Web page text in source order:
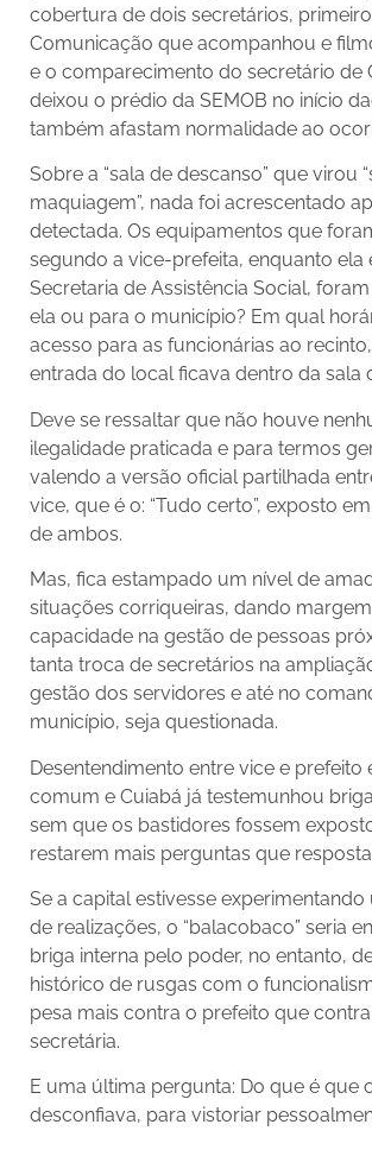
cobertura de dois secretários,
Comunicação que acompanhou e
e o comparecimento do secretário de
deixou o prédio da SEMOB no início
também afastam normalidade ao
Sobre a “sala de descanso” que virou
maquiagem”, nada foi acrescentado
detectada. Os equipamentos que
segundo a vice-prefeita, enquanto ela
Secretaria de Assistência Social,
ela ou para o município? Em qual
acesso para as funcionárias ao
entrada do local ficava dentro da sala
Deve se ressaltar que não houve
ilegalidade praticada e para termos
valendo a versão oficial partilhada
vice, que é o: “Tudo certo”, exposto
de ambos.
Mas, fica estampado um nível de
situações corriqueiras, dando
capacidade na gestão de pessoas
tanta troca de secretários na
gestão dos servidores e até no
município, seja questionada.
Desentendimento entre vice e prefeito
comum e Cuiabá já testemunhou
sem que os bastidores fossem
restarem mais perguntas que
Se a capital estivesse
de realizações, o “balacobaco” seria
briga interna pelo poder, no entanto,
histórico de rusgas com o
pesa mais contra o prefeito que
secretária.
E uma última pergunta: Do que é que
desconfiava, para vistoriar